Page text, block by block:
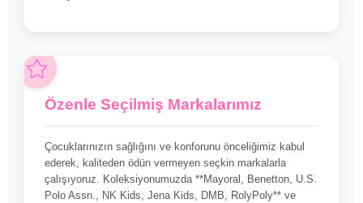
Özenle Seçilmiş Markalarımız
Çocuklarınızın sağlığını ve konforunu önceliğimiz kabul
ederek, kaliteden ödün vermeyen seçkin markalarla
çalışıyoruz. Koleksiyonumuzda **Mayoral, Benetton, U.S.
Polo Assn., NK Kids, Jena Kids, DMB, RolyPoly** ve